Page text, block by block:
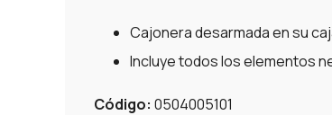
Cajonera desarmada en su
Incluye todos los elementos
Código: 0504005101